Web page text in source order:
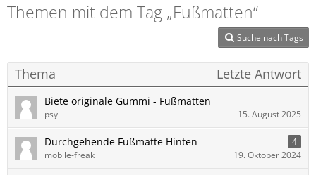
Themen mit dem Tag „Fußmatten“
Suche nach Tags
Thema Letzte Antwort
Biete originale Gummi - Fußmatten
psy 15. August 2025
Durchgehende Fußmatte Hinten
4
mobile-freak
19. Oktober 2024